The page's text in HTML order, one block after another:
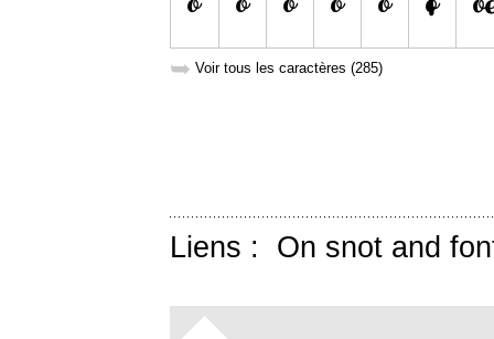
➥ Voir tous les caractères (285)
Liens : On snot and